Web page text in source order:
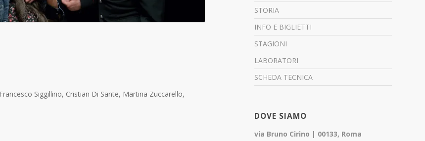
Siggillino, Cristian Di Sante, Martina Zuccarello,
STORIA
INFO E BIGLIETTI
STAGIONI
LABORATORI
SCHEDA TECNICA
DOVE SIAMO
via Bruno Cirino | 00133, Roma